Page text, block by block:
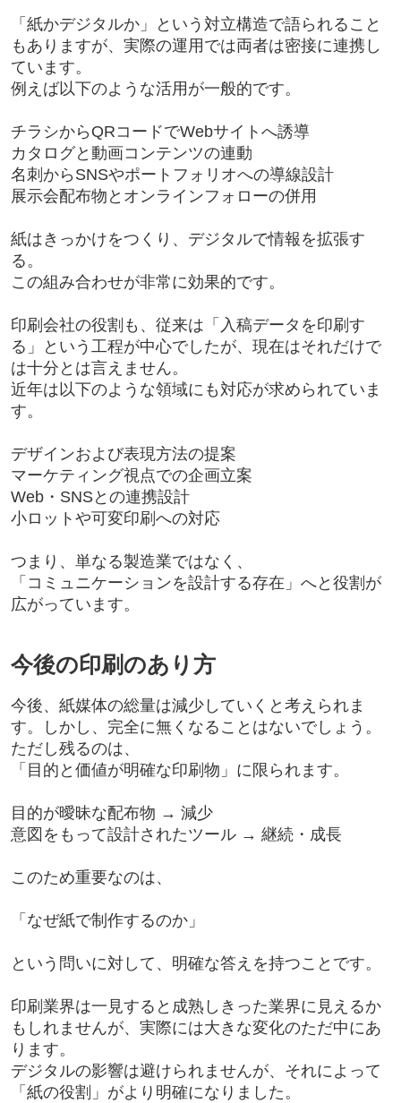
「紙かデジタルか」という対立構造で語られること
もありますが、実際の運用では両者は密接に連携し
ています。
例えば以下のような活用が一般的です。
チラシからQRコードでWebサイトへ誘導
カタログと動画コンテンツの連動
名刺からSNSやポートフォリオへの導線設計
展示会配布物とオンラインフォローの併用
紙はきっかけをつくり、デジタルで情報を拡張す
る。
この組み合わせが非常に効果的です。
印刷会社の役割も、従来は「入稿データを印刷す
る」という工程が中心でしたが、現在はそれだけで
は十分とは言えません。
近年は以下のような領域にも対応が求められていま
す。
デザインおよび表現方法の提案
マーケティング視点での企画立案
Web・SNSとの連携設計
小ロットや可変印刷への対応
つまり、単なる製造業ではなく、
「コミュニケーションを設計する存在」へと役割が
広がっています。
今後の印刷のあり方
今後、紙媒体の総量は減少していくと考えられま
す。しかし、完全に無くなることはないでしょう。
ただし残るのは、
「目的と価値が明確な印刷物」に限られます。
目的が曖昧な配布物 → 減少
意図をもって設計されたツール → 継続・成長
このため重要なのは、
「なぜ紙で制作するのか」
という問いに対して、明確な答えを持つことです。
印刷業界は一見すると成熟しきった業界に見えるか
もしれませんが、実際には大きな変化のただ中にあ
ります。
デジタルの影響は避けられませんが、それによって
「紙の役割」がより明確になりました。